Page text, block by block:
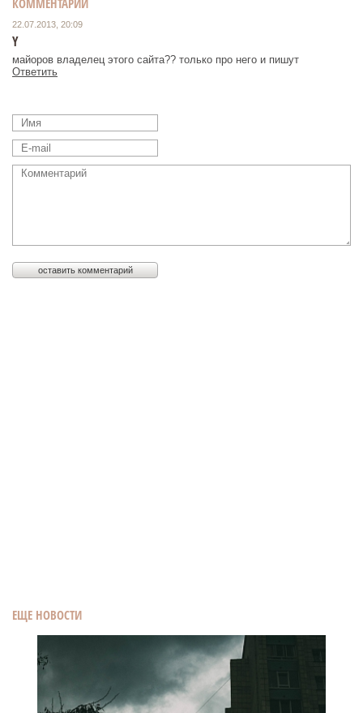
ЕЩЕ НОВОСТИ
КОММЕНТАРИИ
22.07.2013, 20:09
Y
майоров владелец этого сайта?? только про него и пишут
Ответить